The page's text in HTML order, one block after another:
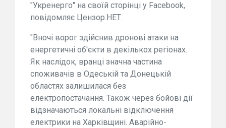
"Укренерго" на своїй сторінці у Facebook,
повідомляє Цензор.НЕТ.
"Вночі ворог здійснив дронові атаки на
енергетичні об'єкти в декількох регіонах.
Як наслідок, вранці значна частина
споживачів в Одеській та Донецькій
областях залишилася без
електропостачання. Також через бойові дії
відзначаються локальні відключення
електрики на Харківщині. Аварійно-